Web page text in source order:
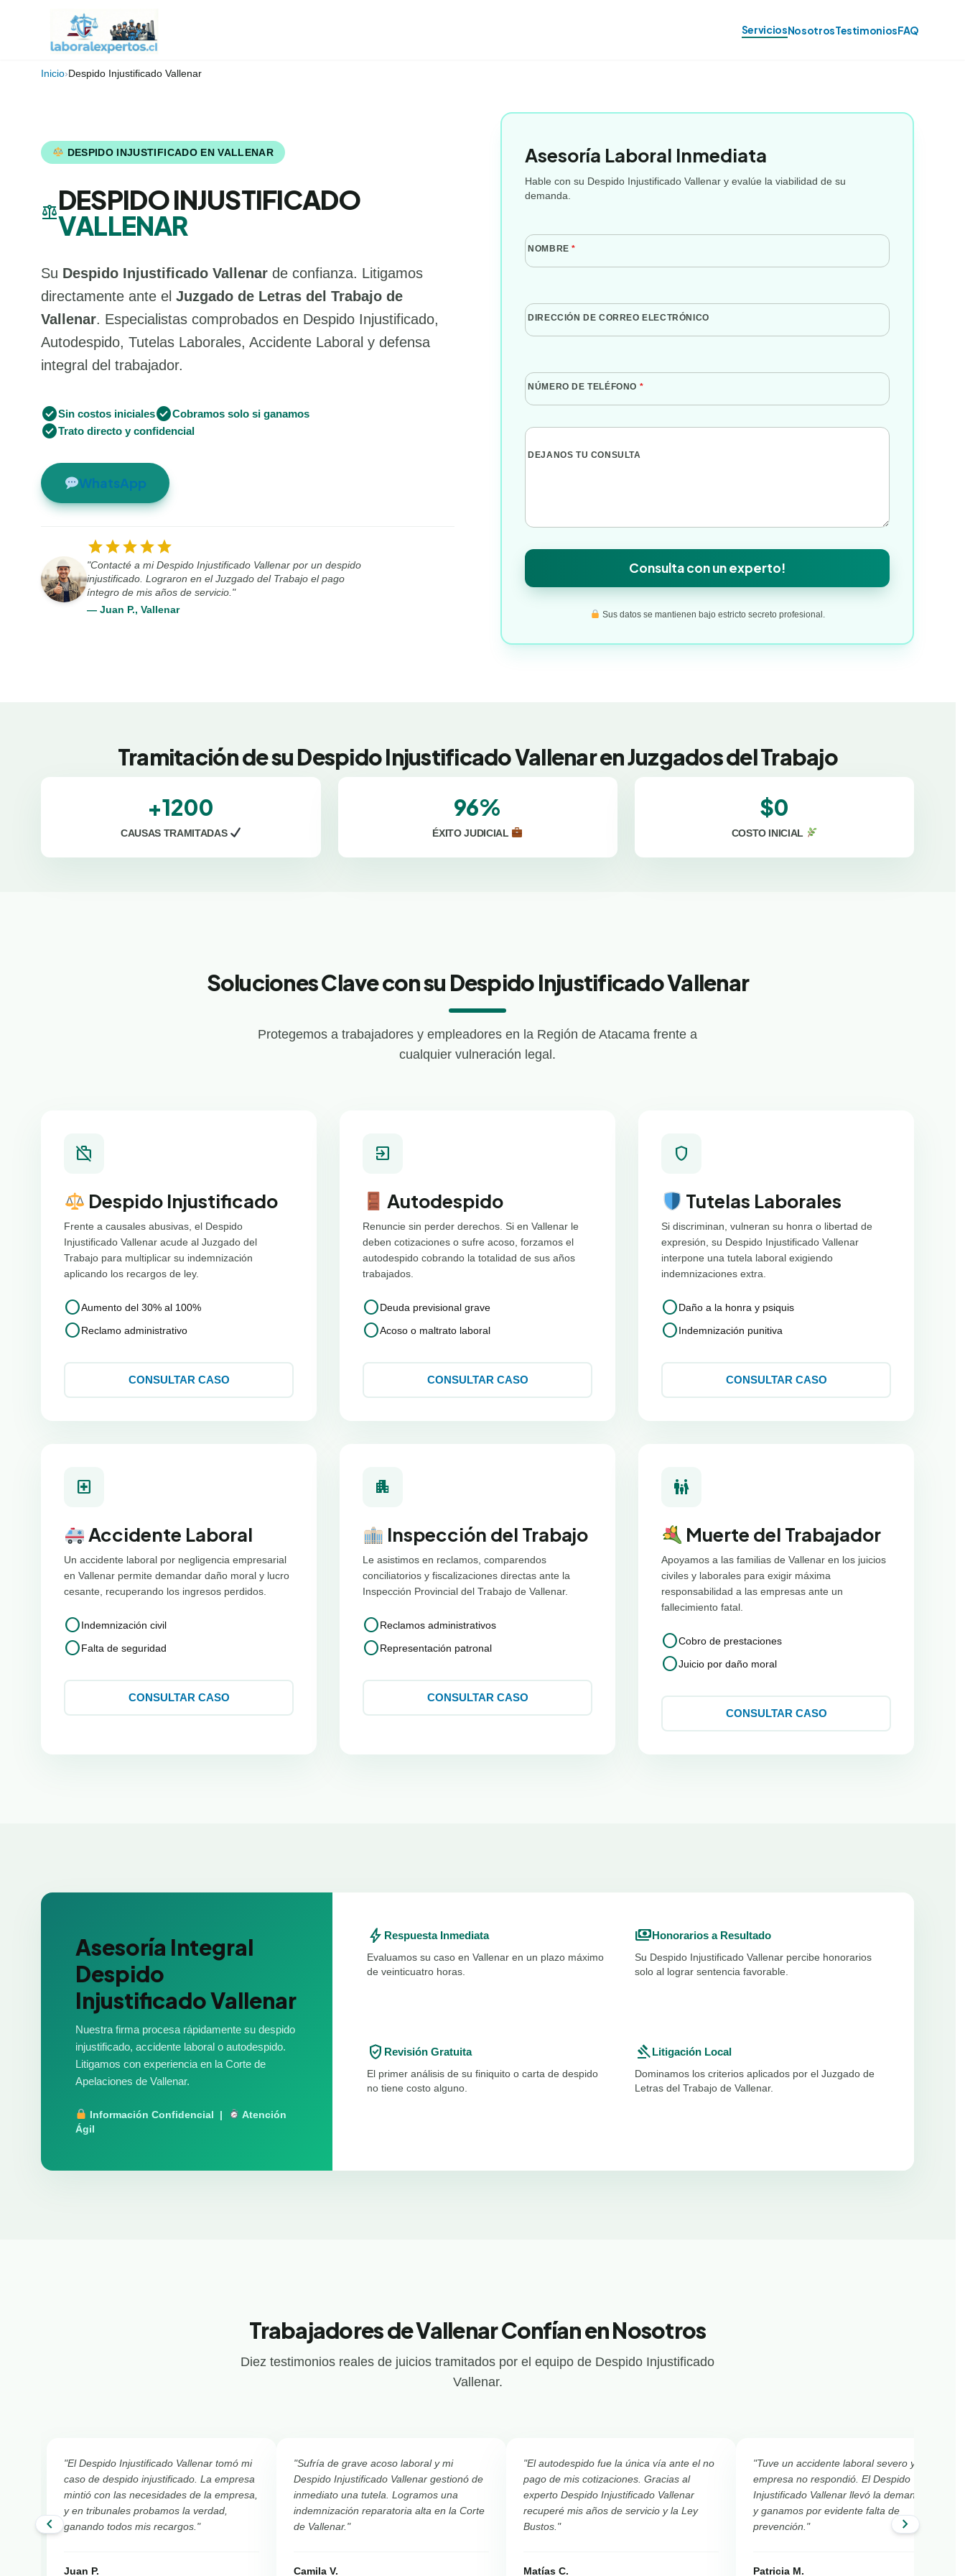
ServiciosNosotrosTestimoniosFAQ
Inicio›Despido Injustificado Vallenar
DESPIDO INJUSTIFICADO EN VALLENAR
balanceDESPIDO INJUSTIFICADO
VALLENAR
Su Despido Injustificado Vallenar de confianza. Litigamos
directamente ante elJuzgado de Letras del Trabajo de
Vallenar. Especialistas comprobados en Despido Injustificado,
Autodespido, Tutelas Laborales, Accidente Laboral y defensa
integral del trabajador.
check_circleSin costos inicialescheck_circleCobramos solo si ganamos
check_circleTrato directo y confidencial
WhatsApp
starstarstarstarstar
"Contacté a mi Despido Injustificado Vallenar por un despido
injustificado. Lograron en el Juzgado del Trabajo el pago
íntegro de mis años de servicio."
— Juan P., Vallenar
Asesoría Laboral Inmediata
Hable con su Despido Injustificado Vallenar y evalúe la viabilidad de su
demanda.
NOMBRE*
DIRECCIÓN DE CORREO ELECTRÓNICO
NÚMERO DE TELÉFONO *
DEJANOS TU CONSULTA
Consulta con un experto!
Sus datos se mantienen bajo estricto secreto profesional.
Tramitación de su Despido Injustificado Vallenar en Juzgados del Trabajo
+1200
CAUSAS TRAMITADAS
96%
ÉXITO JUDICIAL
$0
COSTO INICIAL
Soluciones Clave con su Despido Injustificado Vallenar
Protegemos a trabajadores y empleadores en la Región de Atacama frente a
cualquier vulneración legal.
work_off
Despido Injustificado
Frente a causales abusivas, el Despido
Injustificado Vallenar acude al Juzgado del
Trabajo para multiplicar su indemnización
aplicando los recargos de ley.
circleAumento del 30% al 100%
circleReclamo administrativo
CONSULTAR CASO
exit_to_app
Autodespido
Renuncie sin perder derechos. Si en Vallenar le
deben cotizaciones o sufre acoso, forzamos el
autodespido cobrando la totalidad de sus años
trabajados.
circleDeuda previsional grave
circleAcoso o maltrato laboral
CONSULTAR CASO
shield
Tutelas Laborales
Si discriminan, vulneran su honra o libertad de
expresión, su Despido Injustificado Vallenar
interpone una tutela laboral exigiendo
indemnizaciones extra.
circleDaño a la honra y psiquis
circleIndemnización punitiva
CONSULTAR CASO
local_hospital
Accidente Laboral
Un accidente laboral por negligencia empresarial
en Vallenar permite demandar daño moral y lucro
cesante, recuperando los ingresos perdidos.
circleIndemnización civil
circleFalta de seguridad
CONSULTAR CASO
apartment
Inspección del Trabajo
Le asistimos en reclamos, comparendos
conciliatorios y fiscalizaciones directas ante la
Inspección Provincial del Trabajo de Vallenar.
circleReclamos administrativos
circleRepresentación patronal
CONSULTAR CASO
family_restroom
Muerte del Trabajador
Apoyamos a las familias de Vallenar en los juicios
civiles y laborales para exigir máxima
responsabilidad a las empresas ante un
fallecimiento fatal.
circleCobro de prestaciones
circleJuicio por daño moral
CONSULTAR CASO
Asesoría Integral
Despido
Injustificado Vallenar
Nuestra firma procesa rápidamente su despido
injustificado, accidente laboral o autodespido.
Litigamos con experiencia en la Corte de
Apelaciones de Vallenar.
Información Confidencial |
Atención
Ágil
bolt Respuesta Inmediata
Evaluamos su caso en Vallenar en un plazo máximo
de veinticuatro horas.
paymentsHonorarios a Resultado
Su Despido Injustificado Vallenar percibe honorarios
solo al lograr sentencia favorable.
verified_user Revisión Gratuita
El primer análisis de su finiquito o carta de despido
no tiene costo alguno.
gavelLitigación Local
Dominamos los criterios aplicados por el Juzgado de
Letras del Trabajo de Vallenar.
Trabajadores de Vallenar Confían en Nosotros
Diez testimonios reales de juicios tramitados por el equipo de Despido Injustificado
Vallenar.
chevron_left
"El Despido Injustificado Vallenar tomó mi
caso de despido injustificado. La empresa
mintió con las necesidades de la empresa,
y en tribunales probamos la verdad,
ganando todos mis recargos."
Juan P.
"Sufría de grave acoso laboral y mi
Despido Injustificado Vallenar gestionó de
inmediato una tutela. Logramos una
indemnización reparatoria alta en la Corte
de Vallenar."
Camila V.
"El autodespido fue la única vía ante el no
pago de mis cotizaciones. Gracias al
experto Despido Injustificado Vallenar
recuperé mis años de servicio y la Ley
Bustos."
Matías C.
"Tuve un accidente laboral severo y la
empresa no respondió. El Despido
Injustificado Vallenar llevó la demanda civil
y ganamos por evidente falta de
prevención."
Patricia M.
chevron_right